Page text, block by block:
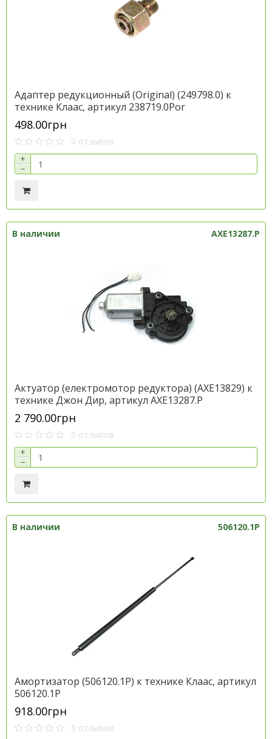
Адаптер редукционный (Original) (249798.0) к
технике Клаас, артикул 238719.0Por
498.00грн
0 отзывов
+
−
В наличии AXE13287.P
Актуатор (електромотор редуктора) (AXE13829) к
технике Джон Дир, артикул AXE13287.P
2 790.00грн
0 отзывов
+
−
В наличии 506120.1P
Амортизатор (506120.1P) к технике Клаас, артикул
506120.1P
918.00грн
0 отзывов